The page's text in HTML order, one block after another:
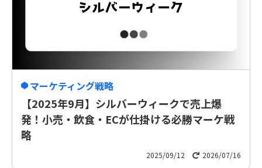
マーケティング戦略
【2025年9月】シルバーウィークで売上爆
発！小売・飲食・ECが仕掛ける必勝マーケ戦
略
2025/09/12 2026/07/16